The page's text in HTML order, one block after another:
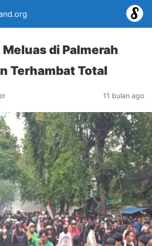
di Palmerah
Terhambat Total
11 bulan ago